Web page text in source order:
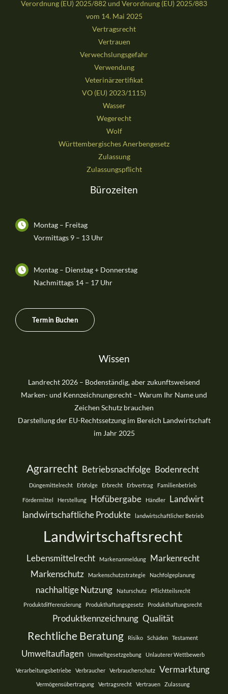
Verordnung (EU) 2025/882 und Verordnung (EU) 2025/883
vom 14. Mai 2025
Vertragsrecht
Vertrauen
Verwechslungsgefahr
Verwendung
Veterinärzertifikat
VO (EU) 2023/1115)
Wasser
Wegerecht
Wolf
Württembergisches Anerbengesetz
Zulassung
Zulassungspflicht
Bürozeiten
Montag – Freitag
Vormittags 9 – 13 Uhr
Montag – Dienstag + Donnerstag
Nachmittags 14 – 17 Uhr
Termin Buchen
Wissen
Landrecht 2026 – Bodenständig, aber zukunftsweisend
Marken- und Kennzeichnungsrecht – Warum Ihr Name und
Zeichen Schutz brauchen
Darstellung der EU-Rechtssetzung im Bereich Landwirtschaft
im Jahr 2025
Agrarrecht Betriebsnachfolge Bodenrecht
Düngemittelrecht Erbfolge Erbrecht Erbvertrag Familienbetrieb
Fördermittel Herstellung Hofübergabe Händler
Landwirt
landwirtschaftliche Produkte
landwirtschaftlicher Betrieb
Landwirtschaftsrecht
Lebensmittelrecht Markenanmeldung
Markenrecht
Markenschutz
Markenschutzstrategie Nachfolgeplanung
nachhaltige Nutzung Naturschutz Pflichtteilsrecht
Produktdifferenzierung Produkthaftungsgesetz Produkthaftungsrecht
Produktkennzeichnung Qualität
Rechtliche Beratung Risiko Schäden Testament
Umweltauflagen Umweltgesetzgebung Unlauterer Wettbewerb
Verarbeitungsbetriebe Verbraucher Verbraucherschutz Vermarktung
Vermögensübertragung Vertragsrecht Vertrauen Zulassung